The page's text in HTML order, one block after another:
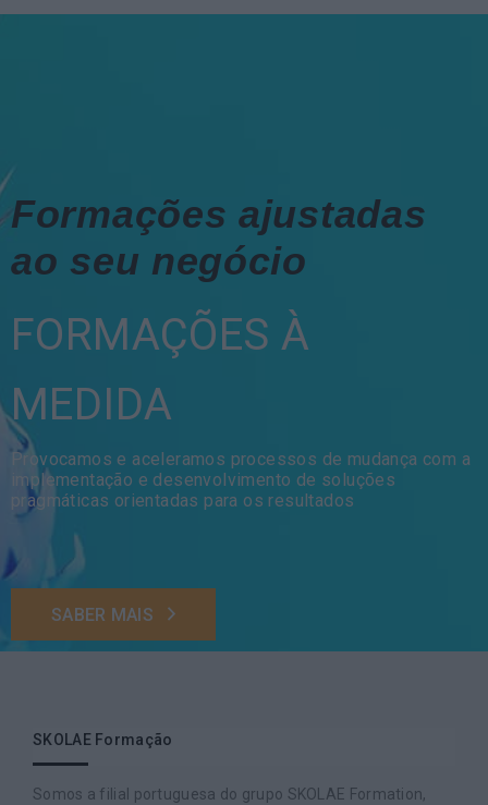
Formações ajustadas
ao seu negócio
FORMAÇÕES À
MEDIDA
Provocamos e aceleramos processos de mudança com a
implementação e desenvolvimento de soluções
pragmáticas orientadas para os resultados
SABER MAIS
SKOLAE Formação
Somos a filial portuguesa do grupo SKOLAE Formation,